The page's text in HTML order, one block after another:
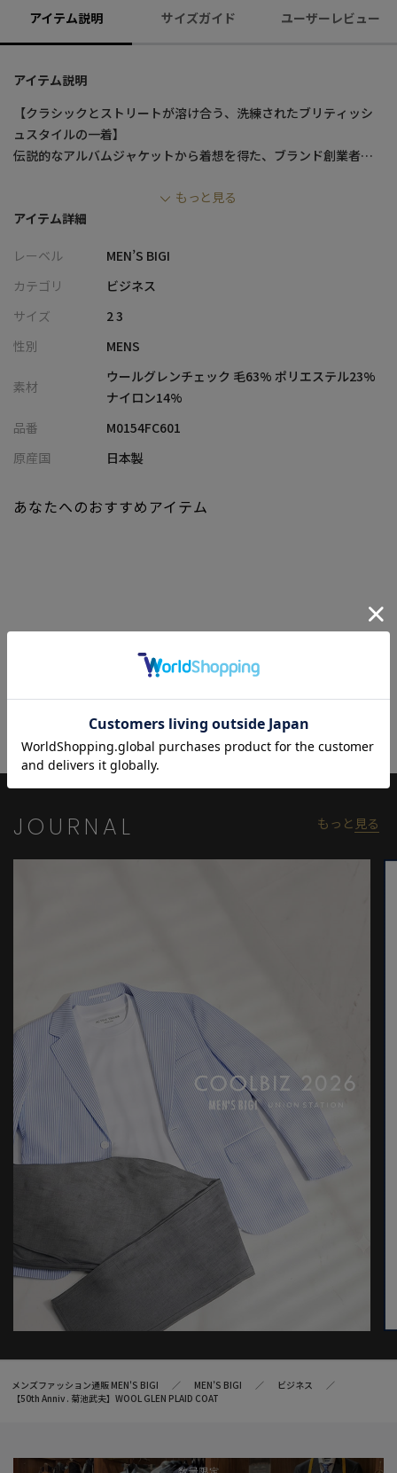
アイテム説明 サイズガイド ユーザーレビュー
アイテム説明
【クラシックとストリートが溶け合う、洗練されたブリティッシ
ュスタイルの一着】
伝説的なアルバムジャケットから着想を得た、ブランド創業者・
にて俳優・写真家の安藤政信氏も着用しているアイテムです。日
本の毛織物産地、愛知県尾州で織り上げた上質ウール素材を使用
るソフトな肌触りが魅力です。
1970年代ロンドンのムードを閉じ込めた、ビートルズの名盤
『HELP!』ジャケットのオーバーコートをオマージュ。ブランド創
業者・菊池武夫氏が手掛けた一着です。日本の毛織物産地、愛知
県尾州で織り上げた上質ウール素材を使用しており、グレンチェ
な手触りが魅力です。
ズシルエットに仕立てました。リラックス感がありながらも、ど
実用的なフラップポケットに加え、両胸の内ポケットはビジネス
てを感じさせるポイントです。
1939年、東京都生まれ。文化学院美術科、原信子アカデミーを卒
業後、1964年から注文服の制作をスタート。海外生活を経て1970
年にファッションブランド〈BIGI（ビギ）〉を、1975年に
〈MEN'S BIGI（メンズビギ）〉を設立。1978年にはパリに
〈MEN'S BIGI ヨーロッパ〉を設立してパリでコレクションを発
表。その後、1984年にワールドへ移籍し〈タケオキクチ〉を立ち
上げる。一時同ブランドを離れるが、2012年にクリエイティブデ
モデル:身長:186cm バスト:80cm ウエスト:71cm ヒップ:89cm 着
用サイズ:03(L)
※照明・光の加減、PCやスマートフォンなどの環境により、製品
と画像のカラーの見え方が異なる場合がございます。
※画像はサンプルのため、色味やサイズ等の仕様が変更になる場
合がございます。
※サイズは弊社規定の採寸によって記載しておりますが、若干の
個体差が生じる場合がございます。
もっと見る
アイテム詳細
レーベル
MEN’S BIGI
カテゴリ
ビジネス
サイズ
2 3
性別
MENS
素材
ウールグレンチェック 毛63% ポリエステル23%
ナイロン14%
品番
M0154FC601
原産国
日本製
あなたへのおすすめアイテム
JOURNAL もっと 見る
メンズファッション通販 MEN'S BIGI MEN’S BIGI
ビジネス
【50th Anniv . 菊池武夫】WOOL GLEN PLAID COAT